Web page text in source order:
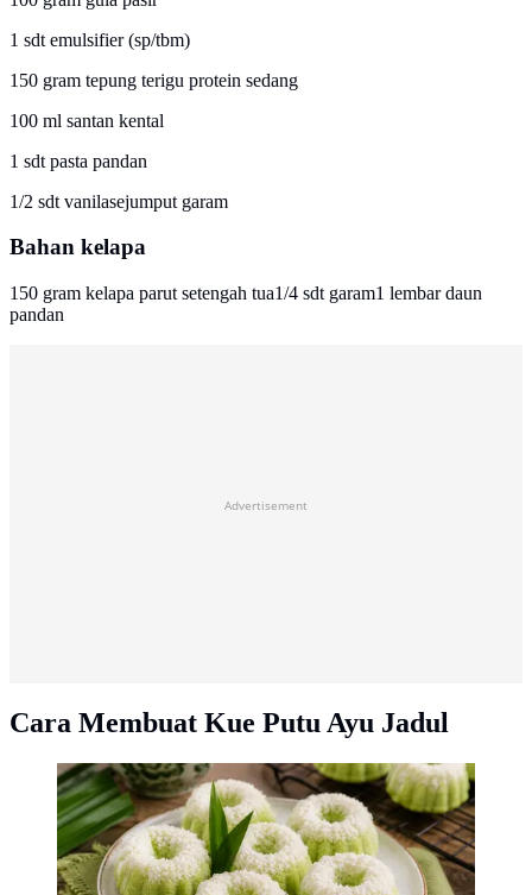
1 sdt emulsifier (sp/tbm)
150 gram tepung terigu protein sedang
100 ml santan kental
1 sdt pasta pandan
1/2 sdt vanilasejumput garam
Bahan kelapa
150 gram kelapa parut setengah tua1/4 sdt garam1 lembar daun
pandan
Advertisement
Cara Membuat Kue Putu Ayu Jadul